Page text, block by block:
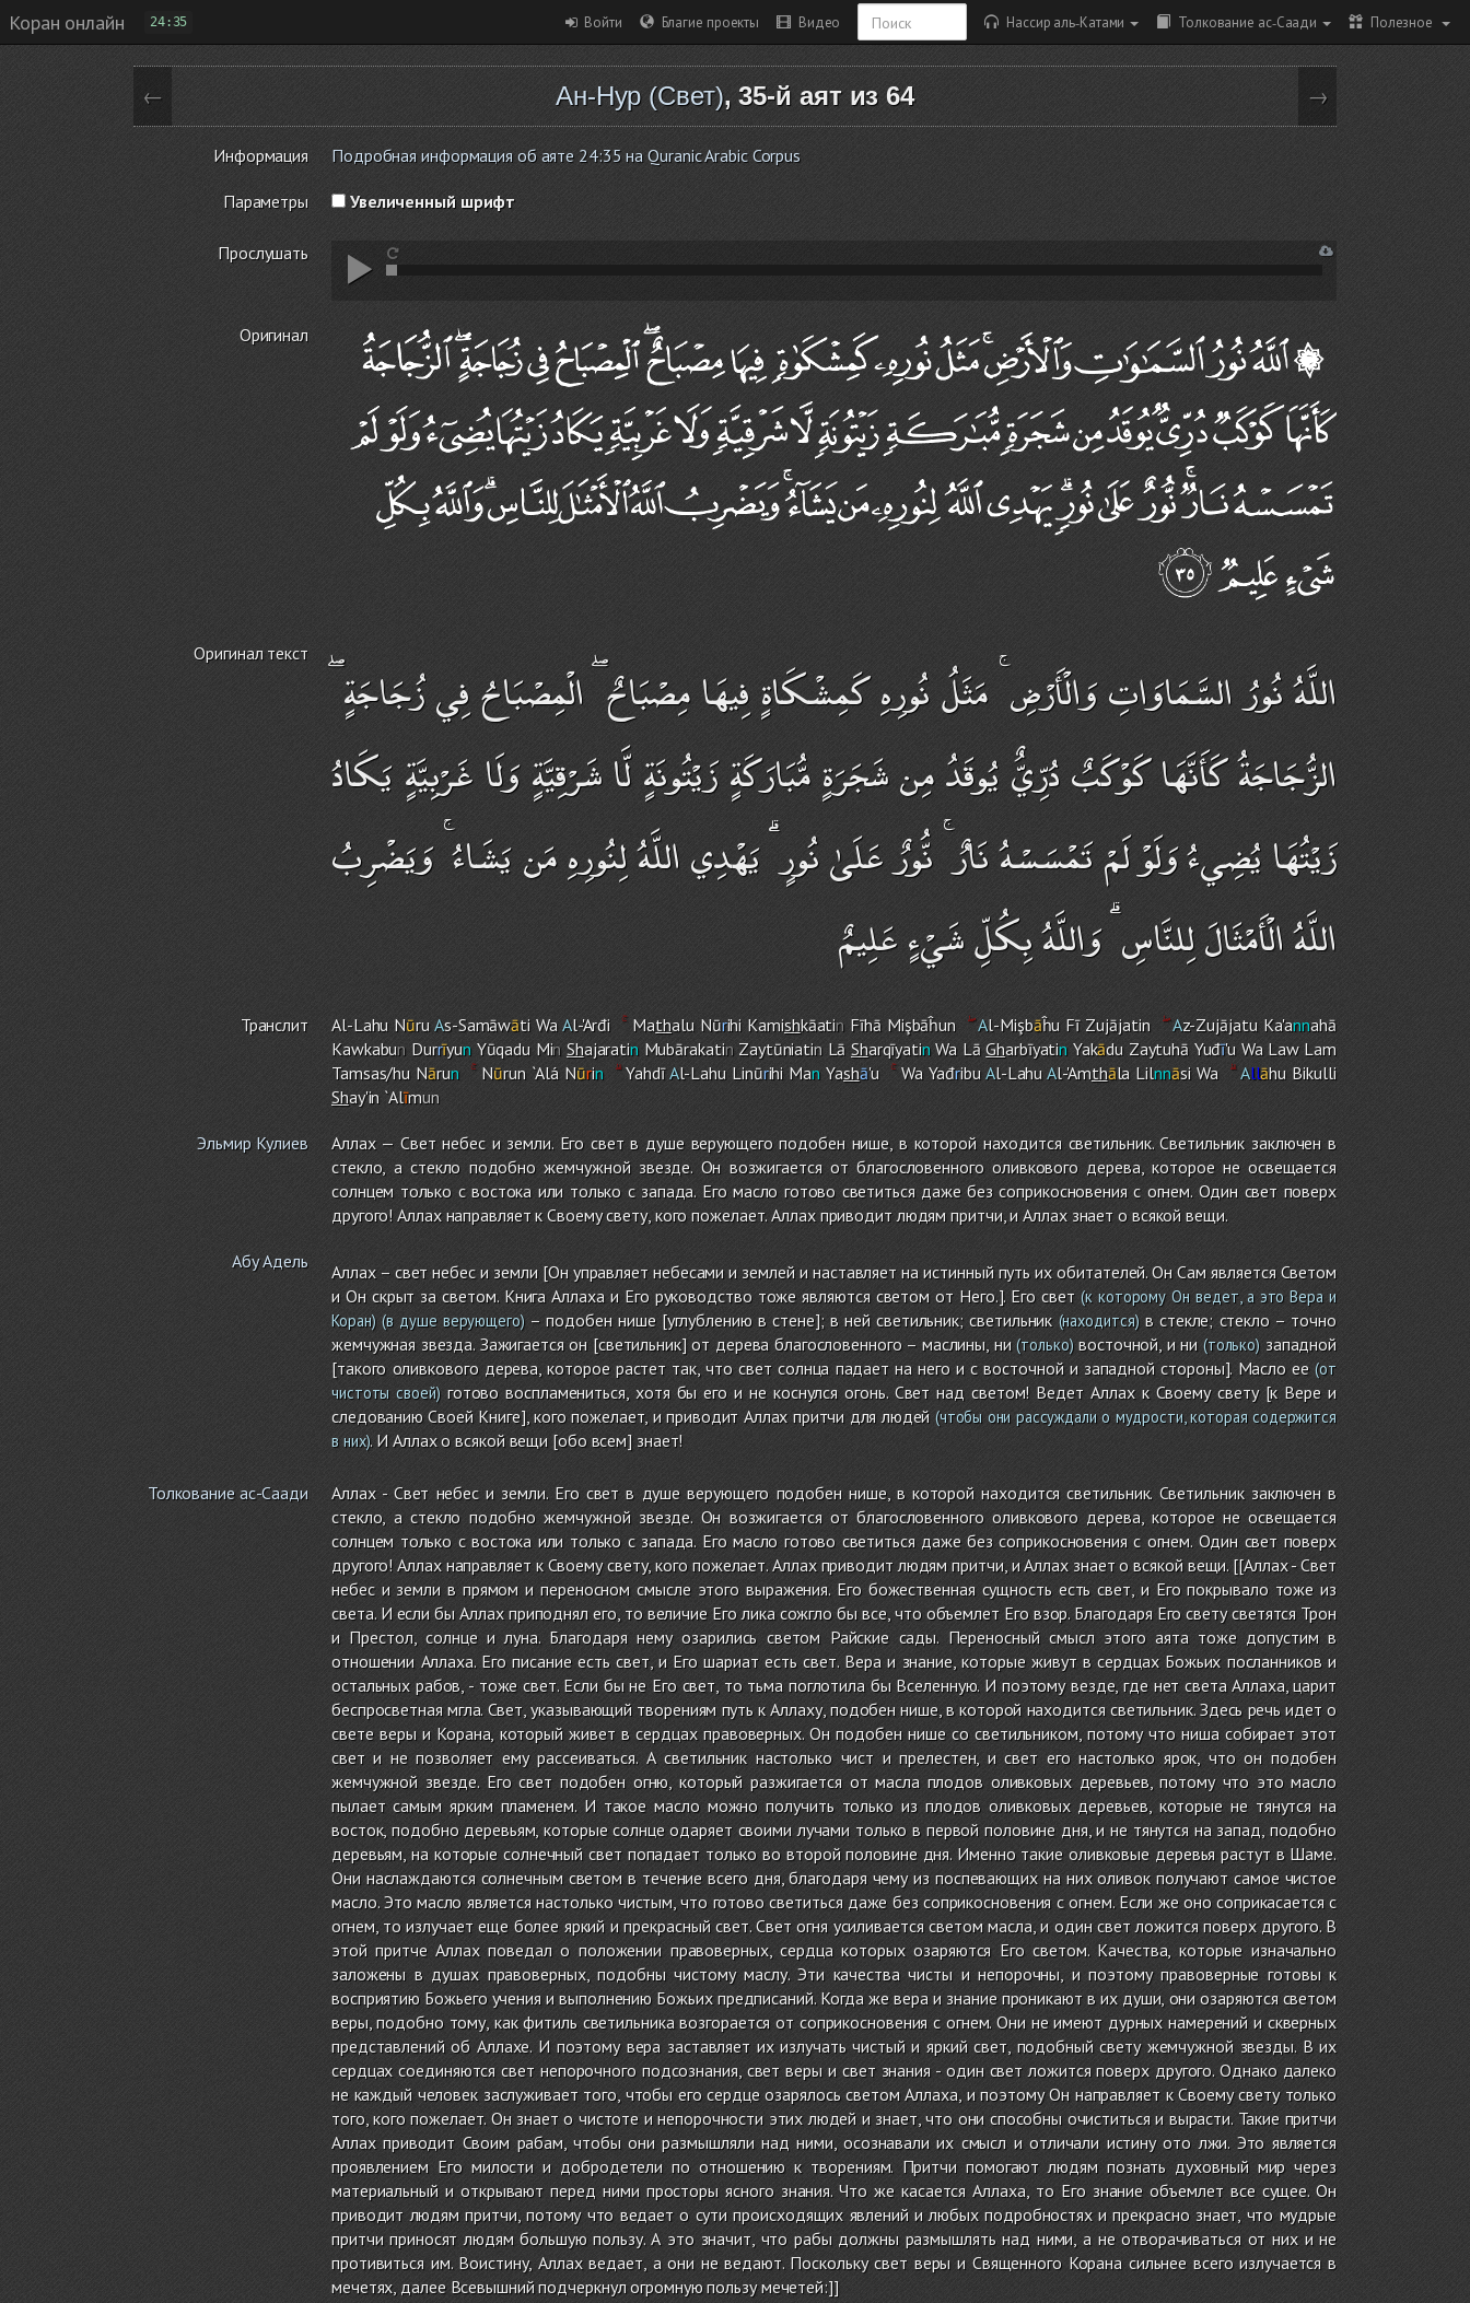
Коран онлайн 24:35 Войти Благие проекты Видео Нассир аль-Катами Толкование ас-Саади Полезное
← Ан-Нур (Свет), 35-й аят из 64 →
Информация Подробная информация об аяте 24:35 на Quranic Arabic Corpus
Параметры Увеличенный шрифт
Прослушать
Оригинал
Оригинал текст
اللَّهُ نُورُ السَّمَاوَاتِ وَالْأَرْضِ ۚ مَثَلُ نُورِهِ كَمِشْكَاةٍ فِيهَا مِصْبَاحٌ ۖ الْمِصْبَاحُ فِي زُجَاجَةٍ ۖ
الزُّجَاجَةُ كَأَنَّهَا كَوْكَبٌ دُرِّيٌّ يُوقَدُ مِن شَجَرَةٍ مُّبَارَكَةٍ زَيْتُونَةٍ لَّا شَرْقِيَّةٍ وَلَا غَرْبِيَّةٍ يَكَادُ
زَيْتُهَا يُضِيءُ وَلَوْ لَمْ تَمْسَسْهُ نَارٌ ۚ نُّورٌ عَلَىٰ نُورٍ ۗ يَهْدِي اللَّهُ لِنُورِهِ مَن يَشَاءُ ۚ وَيَضْرِبُ
اللَّهُ الْأَمْثَالَ لِلنَّاسِ ۗ وَاللَّهُ بِكُلِّ شَيْءٍ عَلِيمٌ
Транслит Al-Lahu Nūru As-Samāwāti WaAl-'Arđi Mathalu Nūrihi Kamishkāatin Fīhā Mişbāĥun Al-Mişbāĥu Fī Zujājatin Az-Zujājatu Ka'annahā
Kawkabun Durrīyun Yūqadu Min ShajaratinMubārakatinZaytūniatinLā SharqīyatinWa LāGharbīyatin Yakādu Zaytuhā Yuđī'u Wa Law Lam
Tamsas/hu Nārun Nūrun `Alá Nūrin YahdīAl-LahuLinūrihi Man Yashā'u Wa YađribuAl-Lahu Al-'Amthāla Lilnnāsi Wa Allāhu Bikulli
Shay'in `Alīmun
Эльмир Кулиев
Аллах — Свет небес и земли. Его свет в душе верующего подобен нише, в которой находится светильник. Светильник заключен в
стекло, а стекло подобно жемчужной звезде. Он возжигается от благословенного оливкового дерева, которое не освещается
солнцем только с востока или только с запада. Его масло готово светиться даже без соприкосновения с огнем. Один свет поверх
другого! Аллах направляет к Своему свету, кого пожелает. Аллах приводит людям притчи, и Аллах знает о всякой вещи.
Абу Адель
Аллах – свет небес и земли [Он управляет небесами и землей и наставляет на истинный путь их обитателей. Он Сам является Светом
и Он скрыт за светом. Книга Аллаха и Его руководство тоже являются светом от Него.]. Его свет(к которому Он ведет, а это Вера и
Коран)(в душе верующего)– подобен нише [углублению в стене]; в ней светильник; светильник (находится)в стекле; стекло – точно
жемчужная звезда. Зажигается он [светильник] от дерева благословенного – маслины, ни(только)восточной, и ни (только) западной
[такого оливкового дерева, которое растет так, что свет солнца падает на него и с восточной и западной стороны]. Масло ее (от
чистоты своей)готово воспламениться, хотя бы его и не коснулся огонь. Свет над светом! Ведет Аллах к Своему свету [к Вере и
следованию Своей Книге], кого пожелает, и приводит Аллах притчи для людей (чтобы они рассуждали о мудрости, которая содержится
в них). И Аллах о всякой вещи [обо всем] знает!
Толкование ас-Саади
Аллах - Свет небес и земли. Его свет в душе верующего подобен нише, в которой находится светильник. Светильник заключен в
стекло, а стекло подобно жемчужной звезде. Он возжигается от благословенного оливкового дерева, которое не освещается
солнцем только с востока или только с запада. Его масло готово светиться даже без соприкосновения с огнем. Один свет поверх
другого! Аллах направляет к Своему свету, кого пожелает. Аллах приводит людям притчи, и Аллах знает о всякой вещи. [[Аллах - Свет
небес и земли в прямом и переносном смысле этого выражения. Его божественная сущность есть свет, и Его покрывало тоже из
света. И если бы Аллах приподнял его, то величие Его лика сожгло бы все, что объемлет Его взор. Благодаря Его свету светятся Трон
и Престол, солнце и луна. Благодаря нему озарились светом Райские сады. Переносный смысл этого аята тоже допустим в
отношении Аллаха. Его писание есть свет, и Его шариат есть свет. Вера и знание, которые живут в сердцах Божьих посланников и
остальных рабов, - тоже свет. Если бы не Его свет, то тьма поглотила бы Вселенную. И поэтому везде, где нет света Аллаха, царит
беспросветная мгла. Свет, указывающий творениям путь к Аллаху, подобен нише, в которой находится светильник. Здесь речь идет о
свете веры и Корана, который живет в сердцах правоверных. Он подобен нише со светильником, потому что ниша собирает этот
свет и не позволяет ему рассеиваться. А светильник настолько чист и прелестен, и свет его настолько ярок, что он подобен
жемчужной звезде. Его свет подобен огню, который разжигается от масла плодов оливковых деревьев, потому что это масло
пылает самым ярким пламенем. И такое масло можно получить только из плодов оливковых деревьев, которые не тянутся на
восток, подобно деревьям, которые солнце одаряет своими лучами только в первой половине дня, и не тянутся на запад, подобно
деревьям, на которые солнечный свет попадает только во второй половине дня. Именно такие оливковые деревья растут в Шаме.
Они наслаждаются солнечным светом в течение всего дня, благодаря чему из поспевающих на них оливок получают самое чистое
масло. Это масло является настолько чистым, что готово светиться даже без соприкосновения с огнем. Если же оно соприкасается с
огнем, то излучает еще более яркий и прекрасный свет. Свет огня усиливается светом масла, и один свет ложится поверх другого. В
этой притче Аллах поведал о положении правоверных, сердца которых озаряются Его светом. Качества, которые изначально
заложены в душах правоверных, подобны чистому маслу. Эти качества чисты и непорочны, и поэтому правоверные готовы к
восприятию Божьего учения и выполнению Божьих предписаний. Когда же вера и знание проникают в их души, они озаряются светом
веры, подобно тому, как фитиль светильника возгорается от соприкосновения с огнем. Они не имеют дурных намерений и скверных
представлений об Аллахе. И поэтому вера заставляет их излучать чистый и яркий свет, подобный свету жемчужной звезды. В их
сердцах соединяются свет непорочного подсознания, свет веры и свет знания - один свет ложится поверх другого. Однако далеко
не каждый человек заслуживает того, чтобы его сердце озарялось светом Аллаха, и поэтому Он направляет к Своему свету только
того, кого пожелает. Он знает о чистоте и непорочности этих людей и знает, что они способны очиститься и вырасти. Такие притчи
Аллах приводит Своим рабам, чтобы они размышляли над ними, осознавали их смысл и отличали истину ото лжи. Это является
проявлением Его милости и добродетели по отношению к творениям. Притчи помогают людям познать духовный мир через
материальный и открывают перед ними просторы ясного знания. Что же касается Аллаха, то Его знание объемлет все сущее. Он
приводит людям притчи, потому что ведает о сути происходящих явлений и любых подробностях и прекрасно знает, что мудрые
притчи приносят людям большую пользу. А это значит, что рабы должны размышлять над ними, а не отворачиваться от них и не
противиться им. Воистину, Аллах ведает, а они не ведают. Поскольку свет веры и Священного Корана сильнее всего излучается в
мечетях, далее Всевышний подчеркнул огромную пользу мечетей:]]